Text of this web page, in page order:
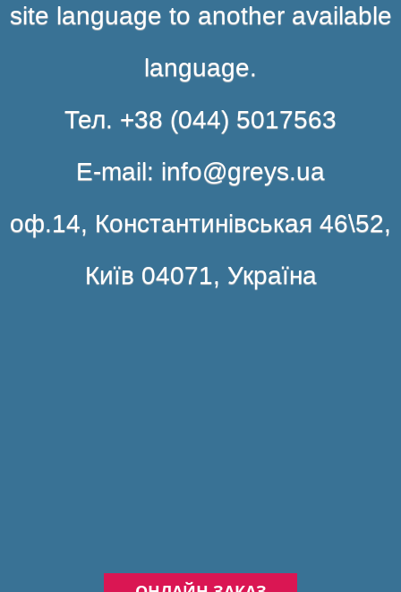
site language to another available
language.
Тел. +38 (044) 5017563
E-mail: info@greys.ua
оф.14, Константинівськая 46\52,
Київ 04071, Україна